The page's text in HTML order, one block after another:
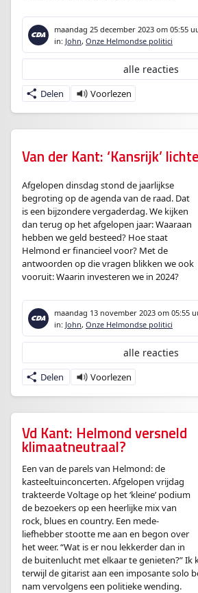
maandag 25 december 2023 om 05:55
in: John, Onze Helmondse politici
Delen
alle reacties
Van der Kant: ‘Kansrijk’
Afgelopen dinsdag stond de jaarlijkse
begroting op de agenda van de raad. Dat
is een bijzondere vergaderdag. We kijken
dan terug op het afgelopen jaar: Waaraan
hebben we geld besteed? Hoe staat
Helmond er financieel voor? Met de
antwoorden op die vragen blikken we ook
vooruit: Waarin investeren we in 2024?
maandag 13 november 2023 om 05:55
in: John, Onze Helmondse politici
Delen
alle reacties
Vd Kant: Helmond versneld
klimaatneutraal?
Een van de parels van Helmond: de
kasteeltuinconcerten. Afgelopen vrijdag
trakteerde Voltage op het ‘kleine’ podium
de bezoekers op een heerlijke mix van
rock, blues en country. Een mede-
liefhebber stootte me aan en begon over
het weer. “Wat is er nou lekkerder dan in
de buitenlucht met elkaar te genieten?” Ik
terwijl de gitarist aan een imposante solo
nam vervolgens een politieke wending.